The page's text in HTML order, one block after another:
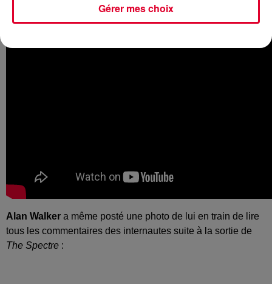
Alan Walker a même posté une photo de lui en train de lire
tous les commentaires des internautes suite à la sortie de
The Spectre :
Gérer mes choix